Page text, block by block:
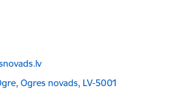
Ogres novads, LV-5001